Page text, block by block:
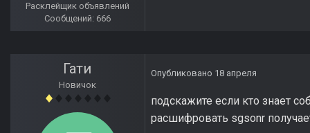
Расклейщик объявлений
Сообщений: 666
Гати
Новичок
Опубликовано 18 апреля
подскажите если кто знает
расшифровать sgsonr